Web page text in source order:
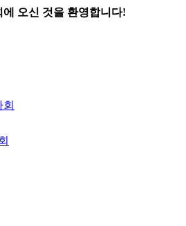
오신 것을 환영합니다!